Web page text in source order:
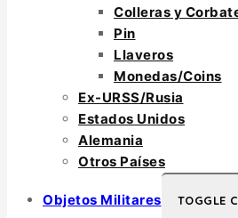
Colleras y
Pin
Llaveros
Monedas/Coins
Ex-URSS/Rusia
Estados Unidos
Alemania
Otros Países
Objetos Militares TOGGLE